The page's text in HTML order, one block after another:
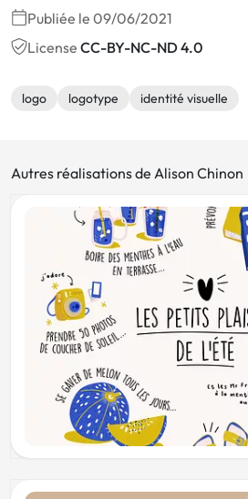
Publiée le 09/06/2021
License CC-BY-NC-ND 4.0
logo logotype identité visuelle
Autres réalisations de Alison Chinon